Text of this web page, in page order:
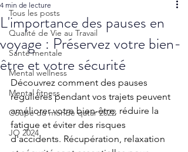
Tous les posts
Qualité de Vie au Travail
Santé mentale
Mental wellness
Mental fitness
Coupe du monde qatar 2022
JO 2024
L'importance des pauses en
voyage : Préservez votre bien-
être et votre sécurité
4 min de lecture
Découvrez comment des pauses
régulières pendant vos trajets peuvent
améliorer votre bien-être, réduire la
fatigue et éviter des risques
d'accidents. Récupération, relaxation